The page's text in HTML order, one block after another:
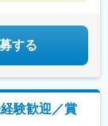
ナーを導入いただ
対しての提案がで
宅を拠点として
する
験歓迎／賞